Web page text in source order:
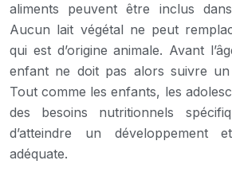
aliments peuvent être inclus
Aucun lait végétal ne peut
qui est d’origine animale. Avant
enfant ne doit pas alors suivre un
Tout comme les enfants, les
des besoins nutritionnels
d’atteindre un développement
adéquate.